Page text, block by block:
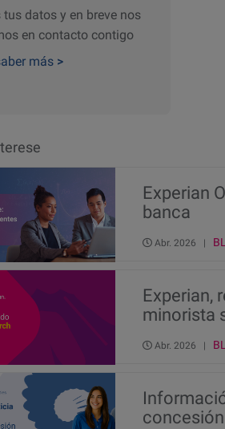
tus datos y en breve nos
en contacto contigo
más >
Experian
banca
Abr. 2026 |
Experian,
minorista
Abr. 2026 |